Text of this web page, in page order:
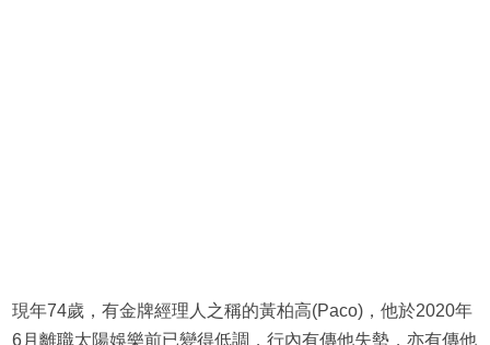
現年74歲，有金牌經理人之稱的黃柏高(Paco)，他於2020年
6月離職太陽娛樂前已變得低調，行內有傳他失勢，亦有傳他